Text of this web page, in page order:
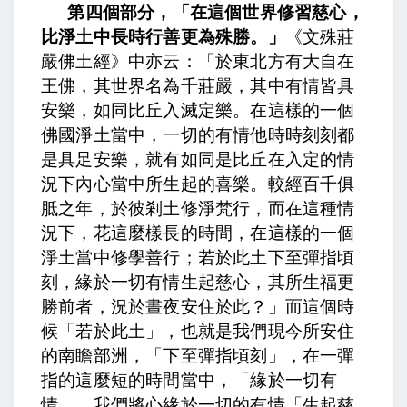
第四個部分，「在這個世界修習慈心，
比淨土中長時行善更為殊勝。」
《文殊莊
嚴佛土經》中亦云：「於東北方有大自在
王佛，其世界名為千莊嚴，其中有情皆具
安樂，如同比丘入滅定樂。在這樣的一個
佛國淨土當中，一切的有情他時時刻刻都
是具足安樂，就有如同是比丘在入定的情
況下內心當中所生起的喜樂。 較經百千俱
胝之年，於彼剎土修淨梵行 ，而在這種情
況下，花這麼樣長的時間，在這樣的一個
淨土當中修學善行； 若於此土下至彈指頃
刻，緣於一切有情生起慈心，其所生福更
勝前者，況於晝夜安住於此？
」而這個時
候「若於此土」，也就是我們現今所安住
的南瞻部洲，「下至彈指頃刻」，在一彈
指的這麼短的時間當中，「緣於一切有